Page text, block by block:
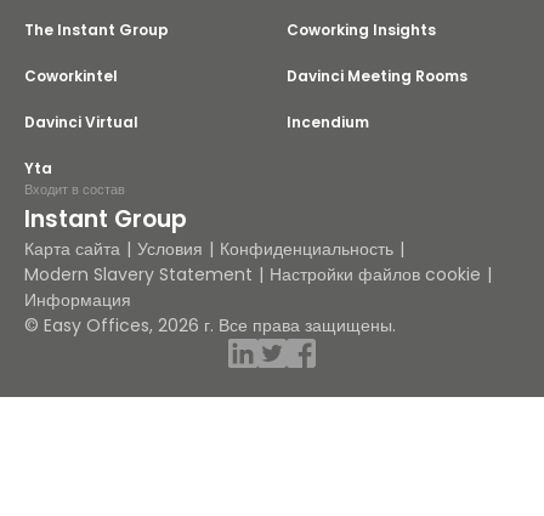
The Instant Group Coworking Insights
Coworkintel Davinci Meeting Rooms
Davinci Virtual Incendium
Yta
Входит в состав
Instant Group
Карта сайта Условия
Конфиденциальность
Modern Slavery Statement
Настройки файлов cookie
Информация
© Easy Offices, 2026 г. Все права защищены.